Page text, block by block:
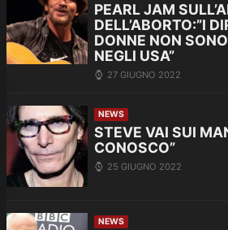
PEARL JAM
DELL’ABORTO:”I
DONNE NON
NEGLI USA”
27 GIUGNO 2022
NEWS
STEVE VAI SUI
CONOSCO”
25 GIUGNO 2022
NEWS